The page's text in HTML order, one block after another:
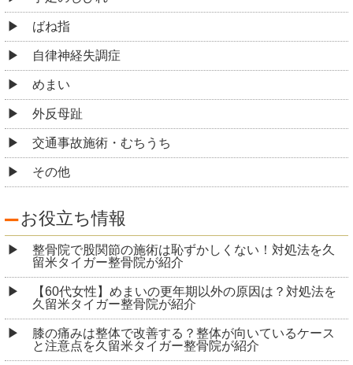
ばね指
自律神経失調症
めまい
外反母趾
交通事故施術・むちうち
その他
お役立ち情報
整骨院で股関節の施術は恥ずかしくない！対処法を久
留米タイガー整骨院が紹介
【60代女性】めまいの更年期以外の原因は？対処法を
久留米タイガー整骨院が紹介
膝の痛みは整体で改善する？整体が向いているケース
と注意点を久留米タイガー整骨院が紹介